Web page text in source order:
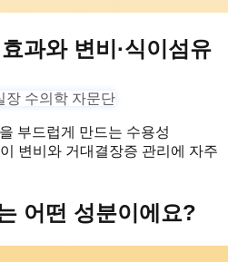
과와 변비·식이섬유
장 수의학 자문단
부드럽게 만드는 수용성
변비와 거대결장증 관리에 자주
어떤 성분이에요?